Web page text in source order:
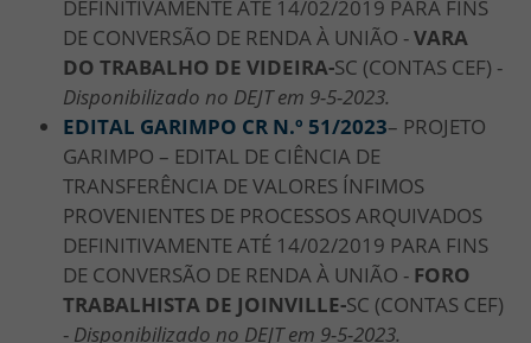
DEFINITIVAMENTE ATÉ 14/02/2019 PARA FINS
DE CONVERSÃO DE RENDA À UNIÃO -VARA
DO TRABALHO DE VIDEIRA-SC (CONTAS CEF) -
Disponibilizado no DEJT em 9-5-2023.
EDITAL GARIMPO CR N.º 51/2023– PROJETO
GARIMPO – EDITAL DE CIÊNCIA DE
TRANSFERÊNCIA DE VALORES ÍNFIMOS
PROVENIENTES DE PROCESSOS ARQUIVADOS
DEFINITIVAMENTE ATÉ 14/02/2019 PARA FINS
DE CONVERSÃO DE RENDA À UNIÃO - FORO
TRABALHISTA DE JOINVILLE-SC (CONTAS CEF)
- Disponibilizado no DEJT em 9-5-2023.